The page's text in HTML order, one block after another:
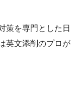
策を専門とした日
英文添削のプロが